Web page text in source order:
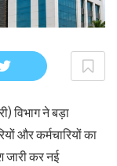
विभाग ने बड़ा
और कर्मचारियों का
कर नई